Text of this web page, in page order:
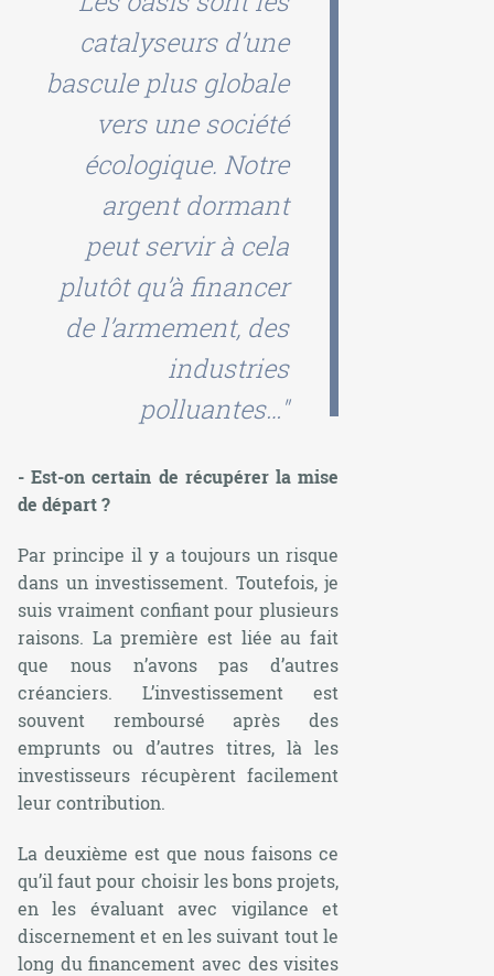
catalyseurs d’une
bascule plus globale
vers une société
écologique. Notre
argent dormant
peut servir à cela
plutôt qu’à financer
de l’armement, des
industries
polluantes…"
- Est-on certain de récupérer la mise
de départ ?
Par principe il y a toujours un risque
dans un investissement. Toutefois, je
suis vraiment confiant pour plusieurs
raisons. La première est liée au fait
que nous n’avons pas d’autres
créanciers. L’investissement est
souvent remboursé après des
emprunts ou d’autres titres, là les
investisseurs récupèrent facilement
leur contribution.
La deuxième est que nous faisons ce
qu’il faut pour choisir les bons projets,
en les évaluant avec vigilance et
discernement et en les suivant tout le
long du financement avec des visites